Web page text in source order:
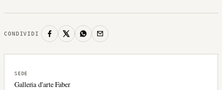
CONDIVIDI
SEDE
Galleria d'arte Faber